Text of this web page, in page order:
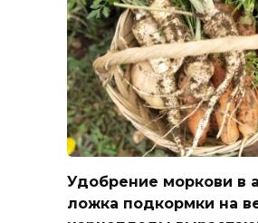
Удобрение моркови в
ложка подкормки на